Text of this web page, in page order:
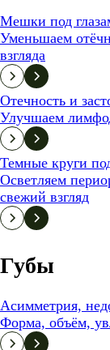
Мешки под
Уменьшаем
взгляда
Отечность и
Улучшаем
Темные круги
Осветляем
свежий взгляд
Губы
Асимметрия,
Форма, объём,